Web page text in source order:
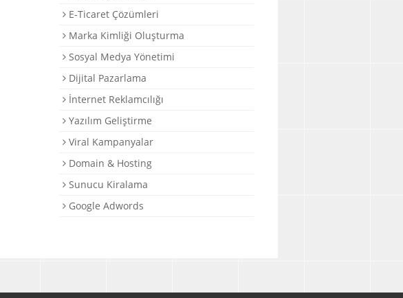
E-Ticaret Çözümleri
Marka Kimliği Oluşturma
Sosyal Medya Yönetimi
Dijital Pazarlama
İnternet Reklamcılığı
Yazılım Geliştirme
Viral Kampanyalar
Domain & Hosting
Sunucu Kiralama
Google Adwords